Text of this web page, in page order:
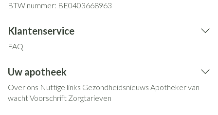
BTW nummer: BE0403668963
Klantenservice
FAQ
Uw apotheek
Over ons Nuttige links Gezondheidsnieuws Apotheker van
wachtVoorschrift Zorgtarieven